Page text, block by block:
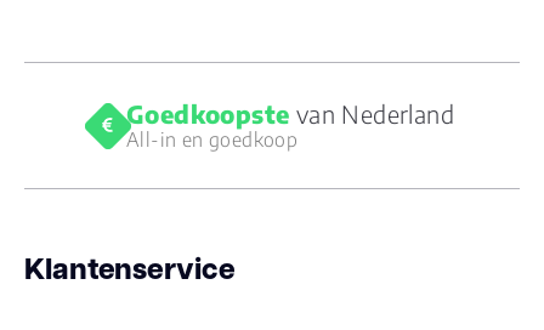
Goedkoopste van Nederland
All-in en goedkoop
Klantenservice